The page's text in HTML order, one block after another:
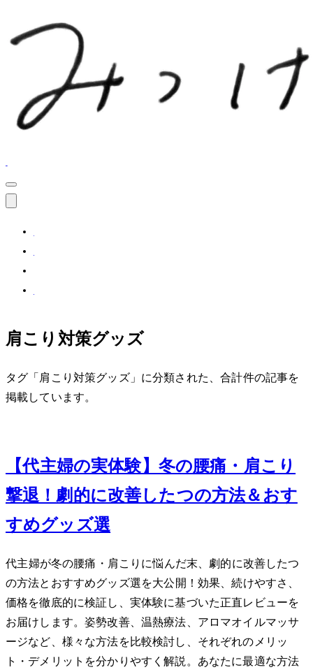
肩こり対策グッズ
タグ「肩こり対策グッズ」に分類された、合計 1 件の記事を
掲載しています。
【40代主婦の実体験】冬の腰痛・肩こり
撃退！劇的に改善した3つの方法＆おす
すめグッズ3選
40代主婦が冬の腰痛・肩こりに悩んだ末、劇的に改善した3つ
の方法とおすすめグッズ3選を大公開！効果、続けやすさ、
価格を徹底的に検証し、実体験に基づいた正直レビューを
お届けします。姿勢改善、温熱療法、アロマオイルマッサ
ージなど、様々な方法を比較検討し、それぞれのメリッ
ト・デメリットを分かりやすく解説。あなたに最適な方法